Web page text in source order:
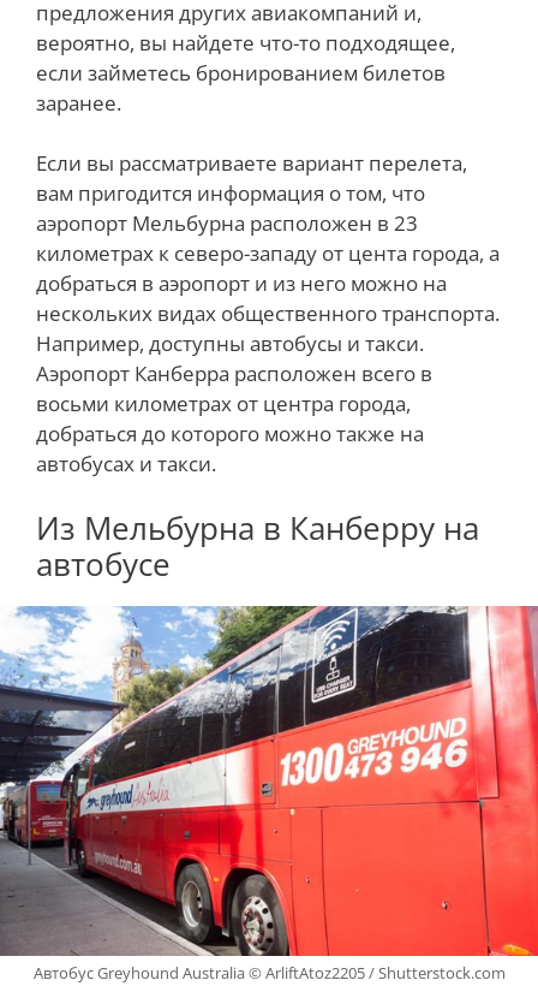
предложения других авиакомпаний и,
вероятно, вы найдете что-то подходящее,
если займетесь бронированием билетов
заранее.
Если вы рассматриваете вариант перелета,
вам пригодится информация о том, что
аэропорт Мельбурна расположен в 23
километрах к северо-западу от цента города, а
добраться в аэропорт и из него можно на
нескольких видах общественного транспорта.
Например, доступны автобусы и такси.
Аэропорт Канберра расположен всего в
восьми километрах от центра города,
добраться до которого можно также на
автобусах и такси.
Из Мельбурна в Канберру на
автобусе
Автобус Greyhound Australia © ArliftAtoz2205 / Shutterstock.com